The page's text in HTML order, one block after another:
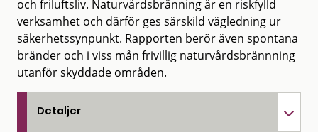
och friluftsliv. Naturvårdsbränning är en riskfylld
verksamhet och därför ges särskild vägledning ur
säkerhetssynpunkt. Rapporten berör även spontana
bränder och i viss mån frivillig naturvårdsbrännning
utanför skyddade områden.
Detaljer